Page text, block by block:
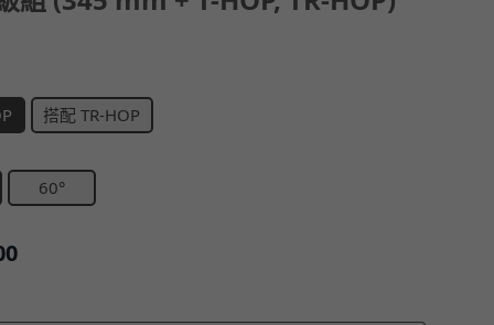
搭配 TR-HOP
60°